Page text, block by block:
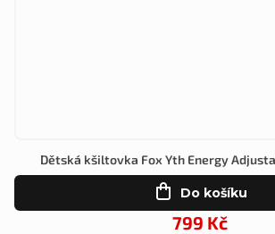
Dětská kšiltovka Fox Yth Energy
799 Kč
Do košíku